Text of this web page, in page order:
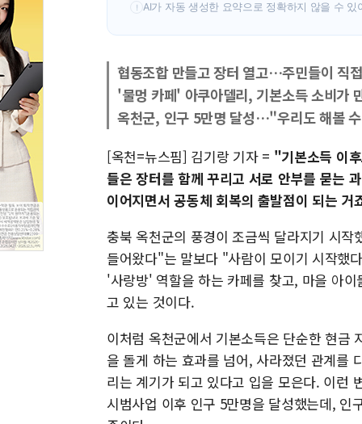
! AI가 자동 생성한 요약으로 정확하지 않을 수 있
협동조합 만들고 장터 열고…주민들이 직
'물멍 카페' 아쿠아델리, 기본소득 소비가
옥천군, 인구 5만명 달성…"우리도 해볼
[옥천=뉴스핌] 김기랑 기자 = "기본소득 이
들은 장터를 함께 꾸리고 서로 안부를 묻는
이어지면서 공동체 회복의 출발점이 되는 거
충북 옥천군의 풍경이 조금씩 달라지기 시
들어왔다"는 말보다 "사람이 모이기 시작했
'사랑방' 역할을 하는 카페를 찾고, 마을 아
고 있는 것이다.
이처럼 옥천군에서 기본소득은 단순한 현금
을 돌게 하는 효과를 넘어, 사라졌던 관계를
리는 계기가 되고 있다고 입을 모은다. 이런
시범사업 이후 인구 5만명을 달성했는데,